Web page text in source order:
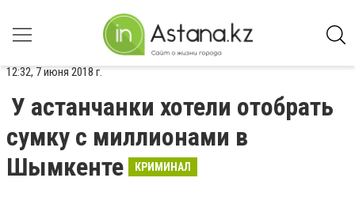
12:32, 7 июня 2018 г.
У астанчанки хотели отобрать
сумку с миллионами в
Шымкенте
КРИМИНАЛ